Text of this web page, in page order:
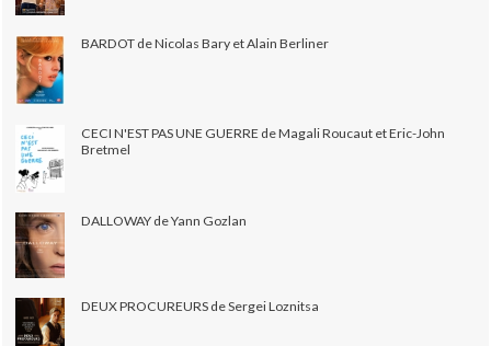
BARDOT de Nicolas Bary et Alain Berliner
CECI N'EST PAS UNE GUERRE de Magali Roucaut et Eric-John
Bretmel
DALLOWAY de Yann Gozlan
DEUX PROCUREURS de Sergei Loznitsa